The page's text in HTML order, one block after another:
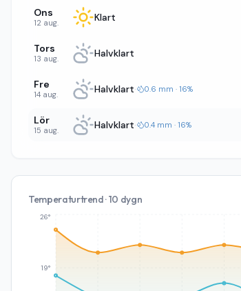
Ons
12 aug. Klart
Tors
13 aug. Halvklart
Fre
14 aug. Halvklart· 0.6 mm · 16%
Lör
15 aug. Halvklart· 0.4 mm · 16%
Temperaturtrend · 10 dygn
19°
26°